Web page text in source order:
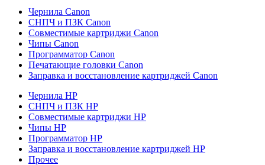
Чернила Canon
СНПЧ и ПЗК Canon
Совместимые картриджи Canon
Чипы Canon
Программатор Canon
Печатающие головки Canon
Заправка и восстановление картриджей Canon
Чернила HP
СНПЧ и ПЗК HP
Совместимые картриджи HP
Чипы HP
Программатор HP
Заправка и восстановление картриджей HP
Прочее